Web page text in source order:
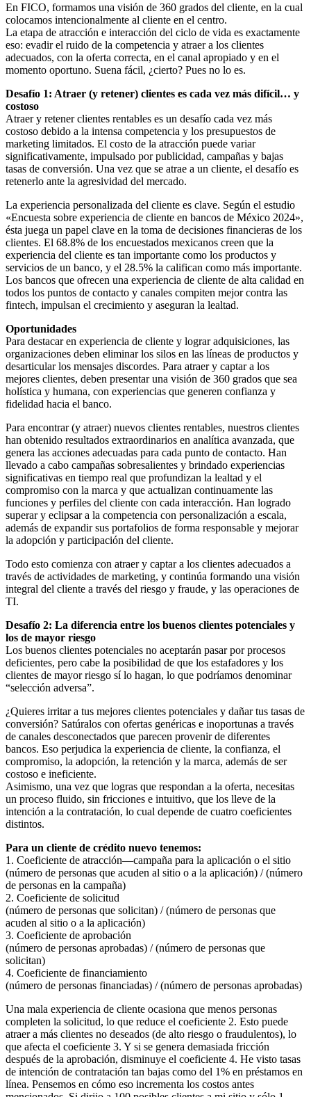
En FICO, formamos una visión de 360 grados del cliente, en la cual
colocamos intencionalmente al cliente en el centro.
La etapa de atracción e interacción del ciclo de vida es exactamente
eso: evadir el ruido de la competencia y atraer a los clientes
adecuados, con la oferta correcta, en el canal apropiado y en el
momento oportuno. Suena fácil, ¿cierto? Pues no lo es.
Desafío 1: Atraer (y retener) clientes es cada vez más difícil… y
costoso
Atraer y retener clientes rentables es un desafío cada vez más
costoso debido a la intensa competencia y los presupuestos de
marketing limitados. El costo de la atracción puede variar
significativamente, impulsado por publicidad, campañas y bajas
tasas de conversión. Una vez que se atrae a un cliente, el desafío es
retenerlo ante la agresividad del mercado.
La experiencia personalizada del cliente es clave. Según el estudio
«Encuesta sobre experiencia de cliente en bancos de México 2024»,
ésta juega un papel clave en la toma de decisiones financieras de los
clientes. El 68.8% de los encuestados mexicanos creen que la
experiencia del cliente es tan importante como los productos y
servicios de un banco, y el 28.5% la califican como más importante.
Los bancos que ofrecen una experiencia de cliente de alta calidad en
todos los puntos de contacto y canales compiten mejor contra las
fintech, impulsan el crecimiento y aseguran la lealtad.
Oportunidades
Para destacar en experiencia de cliente y lograr adquisiciones, las
organizaciones deben eliminar los silos en las líneas de productos y
desarticular los mensajes discordes. Para atraer y captar a los
mejores clientes, deben presentar una visión de 360 grados que sea
holística y humana, con experiencias que generen confianza y
fidelidad hacia el banco.
Para encontrar (y atraer) nuevos clientes rentables, nuestros clientes
han obtenido resultados extraordinarios en analítica avanzada, que
genera las acciones adecuadas para cada punto de contacto. Han
llevado a cabo campañas sobresalientes y brindado experiencias
significativas en tiempo real que profundizan la lealtad y el
compromiso con la marca y que actualizan continuamente las
funciones y perfiles del cliente con cada interacción. Han logrado
superar y eclipsar a la competencia con personalización a escala,
además de expandir sus portafolios de forma responsable y mejorar
la adopción y participación del cliente.
Todo esto comienza con atraer y captar a los clientes adecuados a
través de actividades de marketing, y continúa formando una visión
integral del cliente a través del riesgo y fraude, y las operaciones de
TI.
Desafío 2: La diferencia entre los buenos clientes potenciales y
los de mayor riesgo
Los buenos clientes potenciales no aceptarán pasar por procesos
deficientes, pero cabe la posibilidad de que los estafadores y los
clientes de mayor riesgo sí lo hagan, lo que podríamos denominar
“selección adversa”.
¿Quieres irritar a tus mejores clientes potenciales y dañar tus tasas de
conversión? Satúralos con ofertas genéricas e inoportunas a través
de canales desconectados que parecen provenir de diferentes
bancos. Eso perjudica la experiencia de cliente, la confianza, el
compromiso, la adopción, la retención y la marca, además de ser
costoso e ineficiente.
Asimismo, una vez que logras que respondan a la oferta, necesitas
un proceso fluido, sin fricciones e intuitivo, que los lleve de la
intención a la contratación, lo cual depende de cuatro coeficientes
distintos.
Para un cliente de crédito nuevo tenemos:
1. Coeficiente de atracción—campaña para la aplicación o el sitio
(número de personas que acuden al sitio o a la aplicación) / (número
de personas en la campaña)
2. Coeficiente de solicitud
(número de personas que solicitan) / (número de personas que
acuden al sitio o a la aplicación)
3. Coeficiente de aprobación
(número de personas aprobadas) / (número de personas que
solicitan)
4. Coeficiente de financiamiento
(número de personas financiadas) / (número de personas aprobadas)
Una mala experiencia de cliente ocasiona que menos personas
completen la solicitud, lo que reduce el coeficiente 2. Esto puede
atraer a más clientes no deseados (de alto riesgo o fraudulentos), lo
que afecta el coeficiente 3. Y si se genera demasiada fricción
después de la aprobación, disminuye el coeficiente 4. He visto tasas
de intención de contratación tan bajas como del 1% en préstamos en
línea. Pensemos en cómo eso incrementa los costos antes